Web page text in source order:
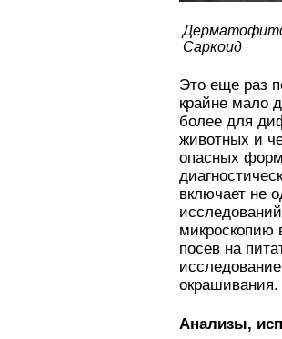
Саркоид
Это еще раз
крайне мало
более для
животных и
опасных
включает не
микроскопию
посев на
окрашивания.
Анализы,